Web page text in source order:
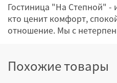
Гостиница "На Степной" -
кто ценит комфорт,
отношение. Мы с
Похожие товары